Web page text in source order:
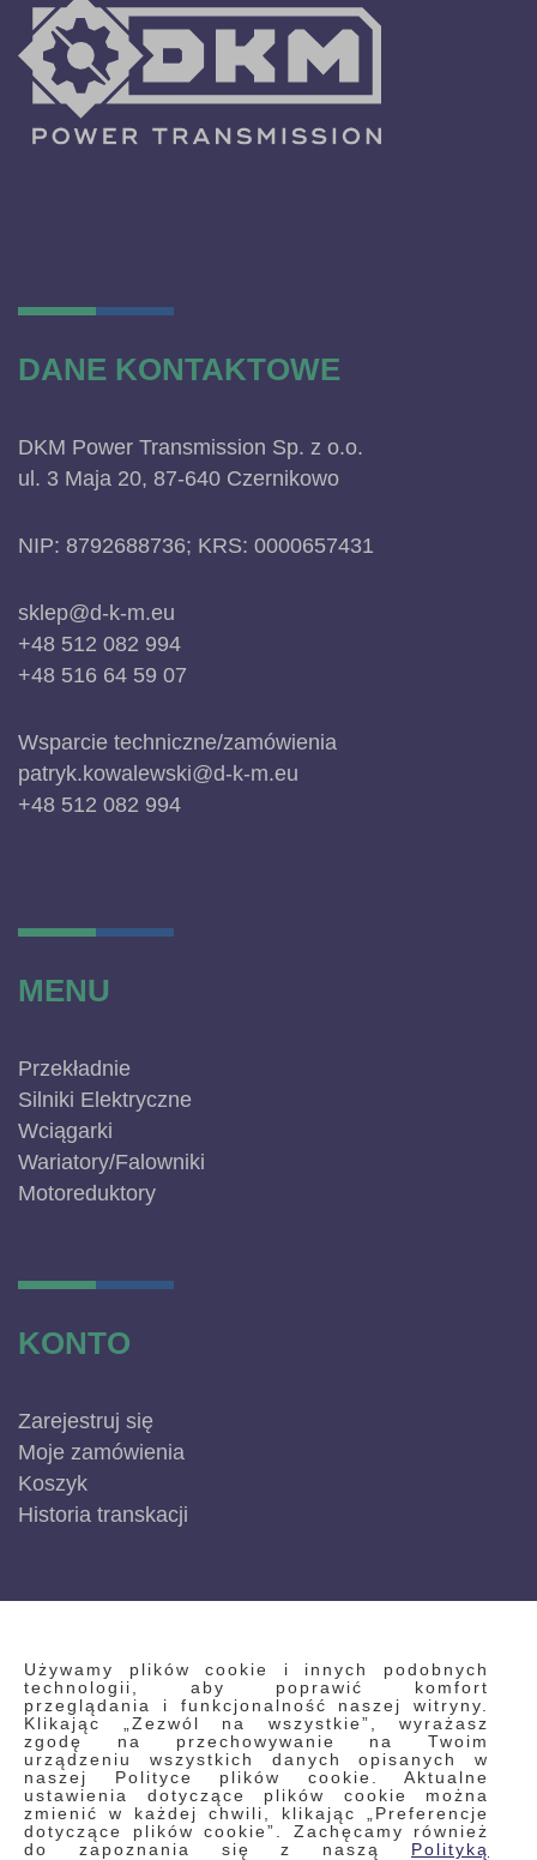
Używamy plików cookie i innych podobnych
technologii, aby poprawić komfort
przeglądania i funkcjonalność naszej witryny.
Klikając „Zezwól na wszystkie”, wyrażasz
zgodę na przechowywanie na Twoim
urządzeniu wszystkich danych opisanych w
naszej Polityce plików cookie. Aktualne
ustawienia dotyczące plików cookie można
zmienić w każdej chwili, klikając „Preferencje
dotyczące plików cookie”. Zachęcamy również
do zapoznania się z naszą Polityką
DANE KONTAKTOWE
DKM Power Transmission Sp. z o.o.
ul. 3 Maja 20, 87-640 Czernikowo
NIP: 8792688736; KRS: 0000657431
sklep@d-k-m.eu
+48 512 082 994
+48 516 64 59 07
Wsparcie techniczne/zamówienia
patryk.kowalewski@d-k-m.eu
+48 512 082 994
MENU
Przekładnie
Silniki Elektryczne
Wciągarki
Wariatory/Falowniki
Motoreduktory
KONTO
Zarejestruj się
Moje zamówienia
Koszyk
Historia transkacji
INFORMACJE
Regulamin
Polityka prywatności i pliki cookie
Wyszukiwane frazy
Wyszukiwanie zaawansowane